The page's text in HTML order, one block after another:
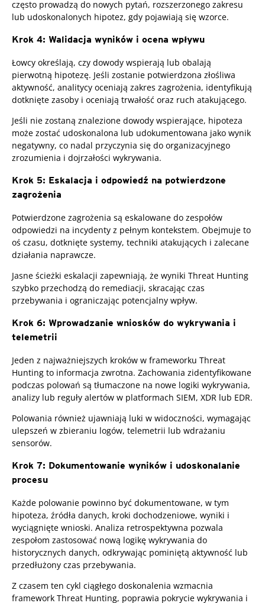
często prowadzą do nowych pytań, rozszerzonego zakresu
lub udoskonalonych hipotez, gdy pojawiają się wzorce.
Krok 4: Walidacja wyników i ocena wpływu
Łowcy określają, czy dowody wspierają lub obalają
pierwotną hipotezę. Jeśli zostanie potwierdzona złośliwa
aktywność, analitycy oceniają zakres zagrożenia, identyfikują
dotknięte zasoby i oceniają trwałość oraz ruch atakującego.
Jeśli nie zostaną znalezione dowody wspierające, hipoteza
może zostać udoskonalona lub udokumentowana jako wynik
negatywny, co nadal przyczynia się do organizacyjnego
zrozumienia i dojrzałości wykrywania.
Krok 5: Eskalacja i odpowiedź na potwierdzone
zagrożenia
Potwierdzone zagrożenia są eskalowane do zespołów
odpowiedzi na incydenty z pełnym kontekstem. Obejmuje to
oś czasu, dotknięte systemy, techniki atakujących i zalecane
działania naprawcze.
Jasne ścieżki eskalacji zapewniają, że wyniki Threat Hunting
szybko przechodzą do remediacji, skracając czas
przebywania i ograniczając potencjalny wpływ.
Krok 6: Wprowadzanie wniosków do wykrywania i
telemetrii
Jeden z najważniejszych kroków w frameworku Threat
Hunting to informacja zwrotna. Zachowania zidentyfikowane
podczas polowań są tłumaczone na nowe logiki wykrywania,
analizy lub reguły alertów w platformach SIEM, XDR lub EDR.
Polowania również ujawniają luki w widoczności, wymagając
ulepszeń w zbieraniu logów, telemetrii lub wdrażaniu
sensorów.
Krok 7: Dokumentowanie wyników i udoskonalanie
procesu
Każde polowanie powinno być dokumentowane, w tym
hipoteza, źródła danych, kroki dochodzeniowe, wyniki i
wyciągnięte wnioski. Analiza retrospektywna pozwala
zespołom zastosować nową logikę wykrywania do
historycznych danych, odkrywając pominiętą aktywność lub
przedłużony czas przebywania.
Z czasem ten cykl ciągłego doskonalenia wzmacnia
framework Threat Hunting, poprawia pokrycie wykrywania i